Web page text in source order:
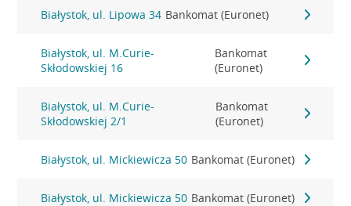
Białystok, ul. Lipowa 34 Bankomat (Euronet)
Białystok, ul. M.Curie-
Skłodowskiej 16
Bankomat
(Euronet)
Białystok, ul. M.Curie-
Skłodowskiej 2/1
Bankomat
(Euronet)
Białystok, ul. Mickiewicza 50 Bankomat (Euronet)
Białystok, ul. Mickiewicza 50 Bankomat (Euronet)